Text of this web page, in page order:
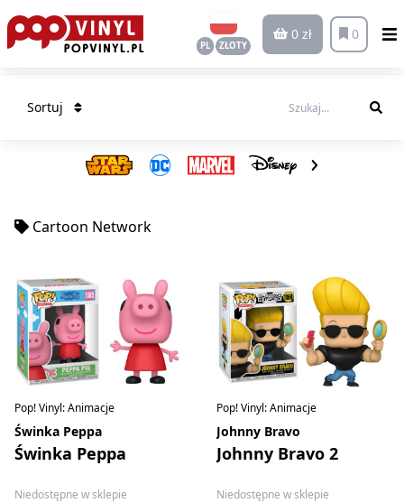
PL ZŁOTY
0 zł 0
Sortuj
Cartoon Network
Pop! Vinyl: Animacje
Świnka Peppa
Świnka Peppa
Niedostępne w sklepie
Pop! Vinyl: Animacje
Johnny Bravo
Johnny Bravo 2
Niedostępne w sklepie